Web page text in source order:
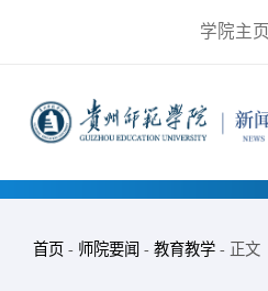
学院主页
首页 - 师院要闻 - 教育教学 - 正文